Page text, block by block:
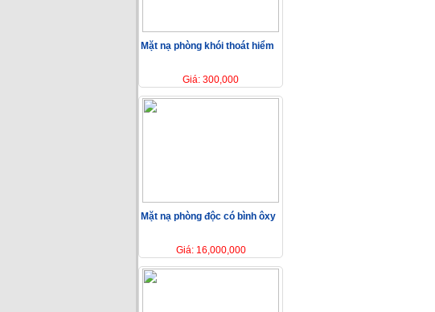
Mặt nạ phòng khói thoát hiểm
Giá: 300,000
Mặt nạ phòng độc có bình ôxy
Giá: 16,000,000